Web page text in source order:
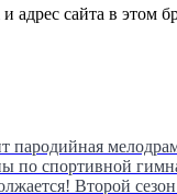
адрес сайта в этом
пародийная
спортивной
Второй